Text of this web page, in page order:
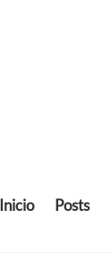
Inicio Posts